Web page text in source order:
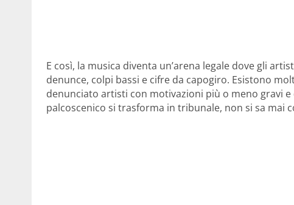
E così, la musica diventa un’arena legale dove gli
denunce, colpi bassi e cifre da capogiro. Esistono
denunciato artisti con motivazioni più o meno gravi
palcoscenico si trasforma in tribunale, non si sa mai